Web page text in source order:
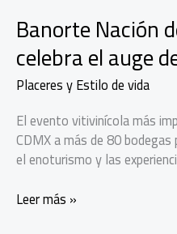
Banorte Nación
celebra el auge
Placeres y Estilo de vida
El evento vitivinícola más
CDMX a más de 80
el enoturismo y las
Banorte
Leer más »